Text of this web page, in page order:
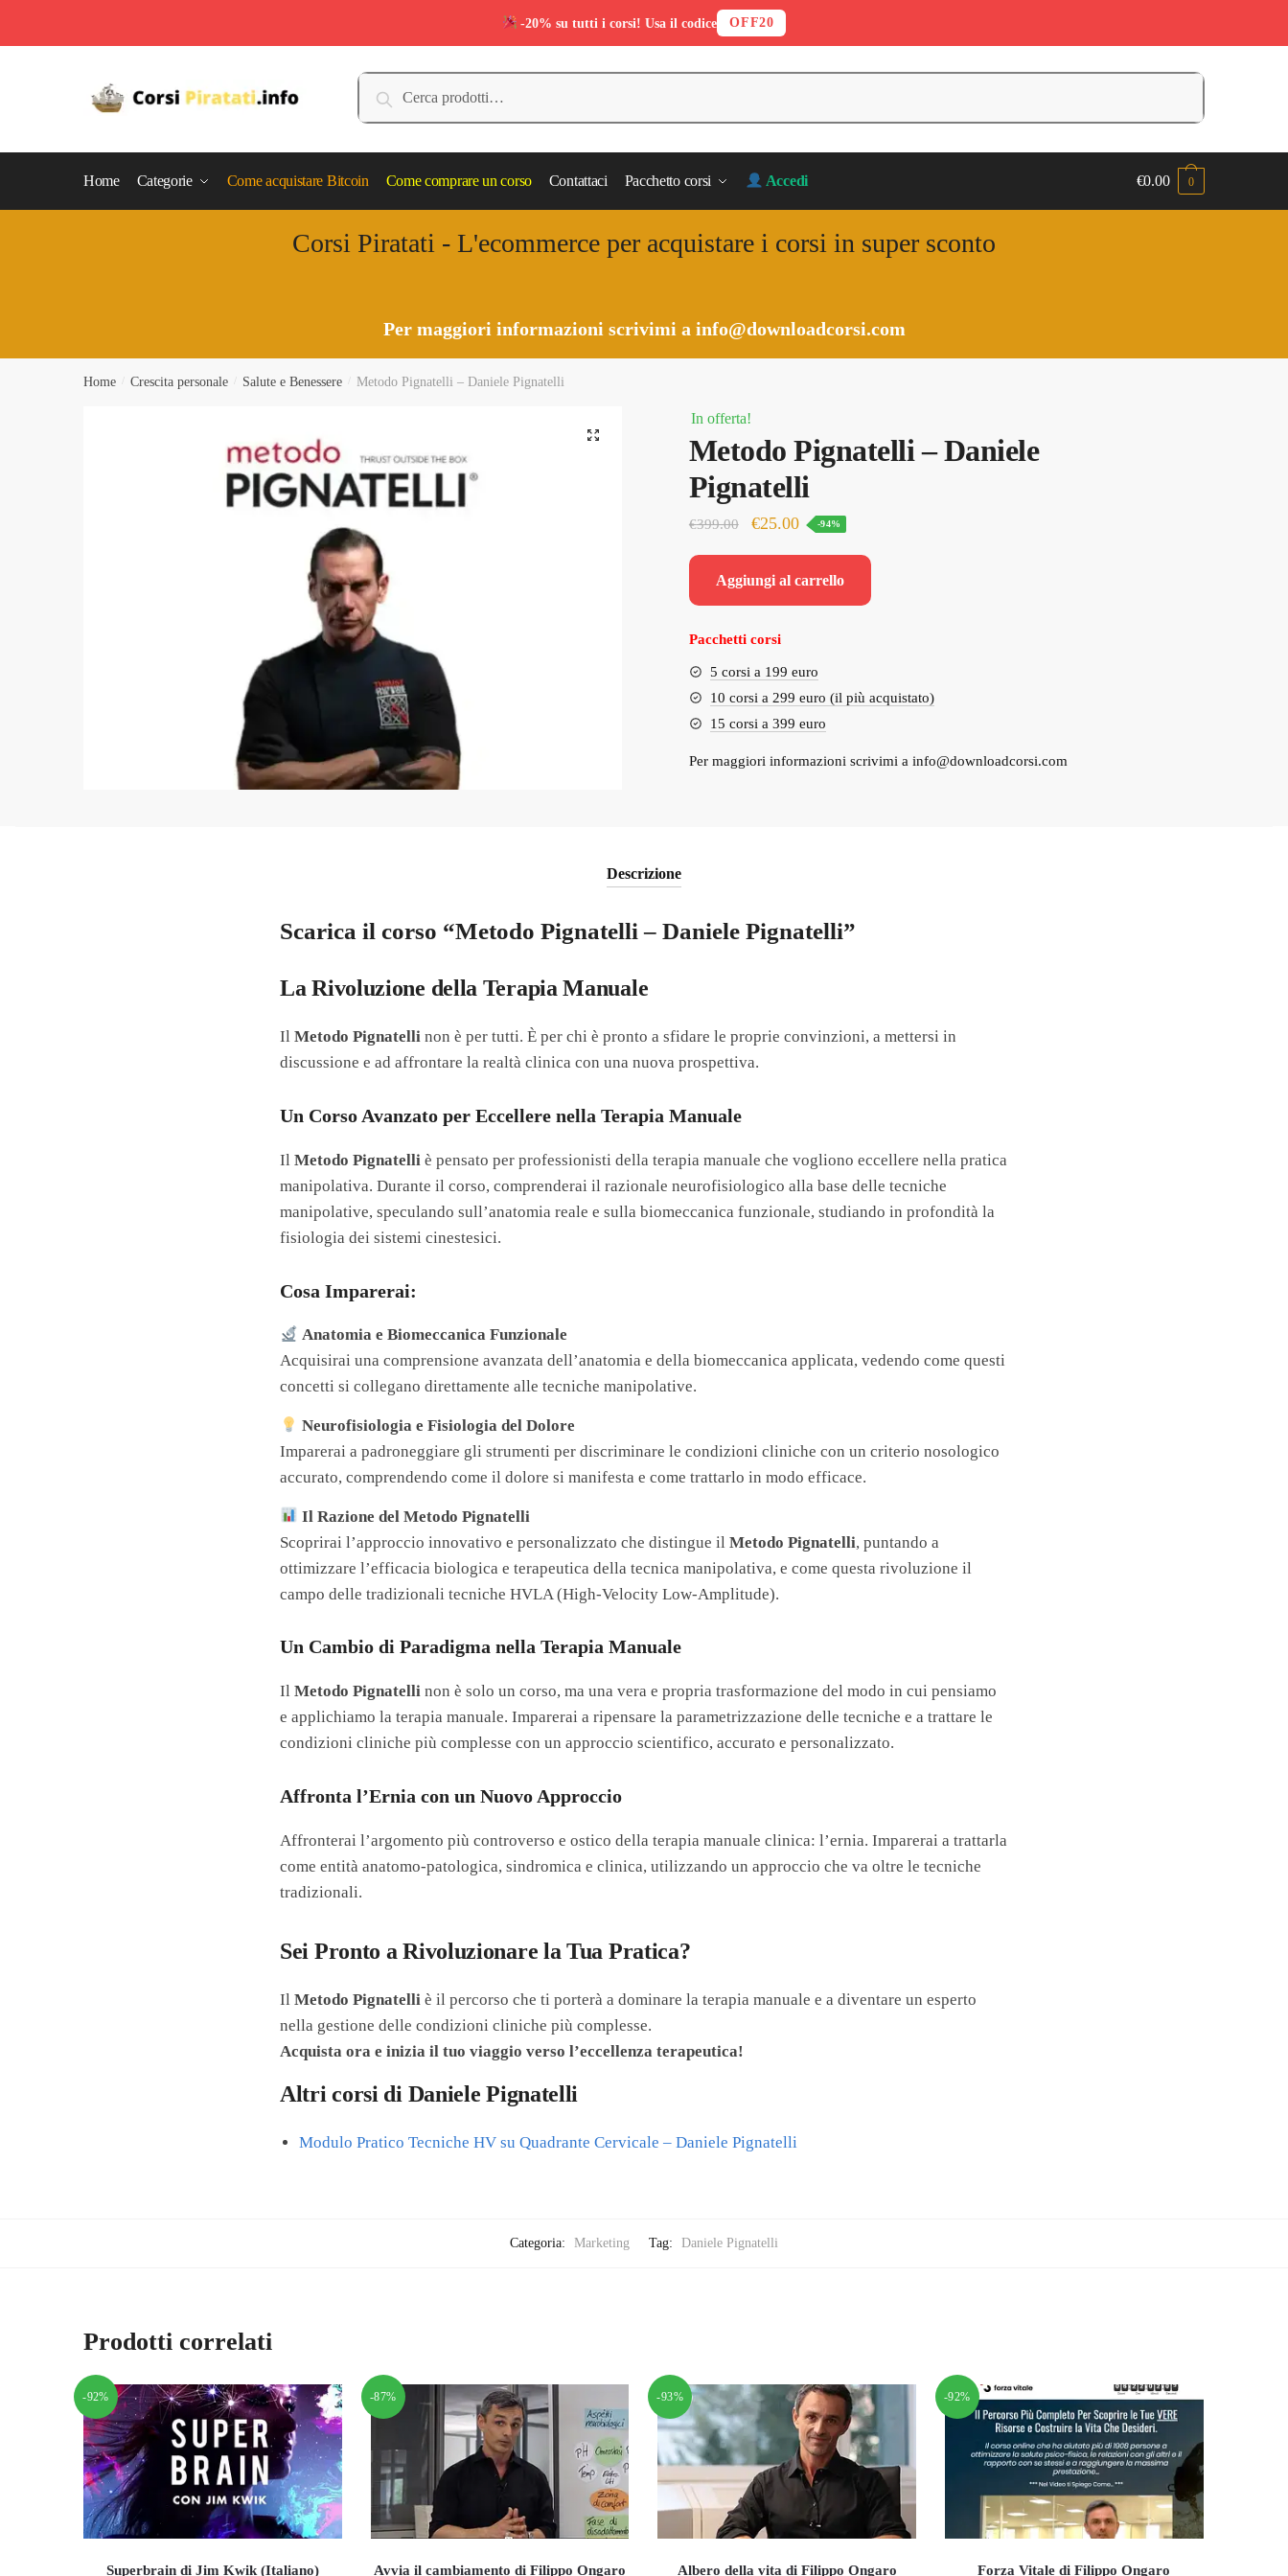
Cerca:
Cerca
Home Categorie Come acquistare Bitcoin Come comprare un corso Contattaci Pacchetto corsi Accedi €0.00 0
Corsi Piratati - L'ecommerce per acquistare i corsi in super sconto
Per maggiori informazioni scrivimi a info@downloadcorsi.com
Home Crescita personale Salute e Benessere Metodo Pignatelli – Daniele Pignatelli
In offerta!
Metodo Pignatelli – Daniele
Pignatelli
€399.00
Il
originale
era:
€399.00.
€25.00Il
attuale
è:
-94%
Aggiungi al carrello
Pacchetti corsi
5 corsi a 199 euro
10 corsi a 299 euro (il più acquistato)
15 corsi a 399 euro
Per maggiori informazioni scrivimi a info@downloadcorsi.com
Descrizione
Scarica il corso “Metodo Pignatelli – Daniele Pignatelli”
La Rivoluzione della Terapia Manuale
IlMetodo Pignatelli non è per tutti. È per chi è pronto a sfidare le proprie convinzioni, a mettersi in
discussione e ad affrontare la realtà clinica con una nuova prospettiva.
Un Corso Avanzato per Eccellere nella Terapia Manuale
IlMetodo Pignatelli è pensato per professionisti della terapia manuale che vogliono eccellere nella pratica
manipolativa. Durante il corso, comprenderai il razionale neurofisiologico alla base delle tecniche
manipolative, speculando sull’anatomia reale e sulla biomeccanica funzionale, studiando in profondità la
fisiologia dei sistemi cinestesici.
Cosa Imparerai:
Anatomia e Biomeccanica Funzionale
Acquisirai una comprensione avanzata dell’anatomia e della biomeccanica applicata, vedendo come questi
concetti si collegano direttamente alle tecniche manipolative.
Neurofisiologia e Fisiologia del Dolore
Imparerai a padroneggiare gli strumenti per discriminare le condizioni cliniche con un criterio nosologico
accurato, comprendendo come il dolore si manifesta e come trattarlo in modo efficace.
Il Razione del Metodo Pignatelli
Scoprirai l’approccio innovativo e personalizzato che distingue ilMetodo Pignatelli, puntando a
ottimizzare l’efficacia biologica e terapeutica della tecnica manipolativa, e come questa rivoluzione il
campo delle tradizionali tecniche HVLA (High-Velocity Low-Amplitude).
Un Cambio di Paradigma nella Terapia Manuale
IlMetodo Pignatelli non è solo un corso, ma una vera e propria trasformazione del modo in cui pensiamo
e applichiamo la terapia manuale. Imparerai a ripensare la parametrizzazione delle tecniche e a trattare le
condizioni cliniche più complesse con un approccio scientifico, accurato e personalizzato.
Affronta l’Ernia con un Nuovo Approccio
Affronterai l’argomento più controverso e ostico della terapia manuale clinica: l’ernia. Imparerai a trattarla
come entità anatomo-patologica, sindromica e clinica, utilizzando un approccio che va oltre le tecniche
tradizionali.
Sei Pronto a Rivoluzionare la Tua Pratica?
IlMetodo Pignatelli è il percorso che ti porterà a dominare la terapia manuale e a diventare un esperto
nella gestione delle condizioni cliniche più complesse.
Acquista ora e inizia il tuo viaggio verso l’eccellenza terapeutica!
Altri corsi di Daniele Pignatelli
Modulo Pratico Tecniche HV su Quadrante Cervicale – Daniele Pignatelli
Categoria: Marketing Tag: Daniele Pignatelli
Prodotti correlati
-92%
Superbrain di Jim Kwik (Italiano)
-87%
Avvia il cambiamento di Filippo Ongaro
-93%
Albero della vita di Filippo Ongaro
-92%
Forza Vitale di Filippo Ongaro
-20% su tutti i corsi! Usa il codice OFF20